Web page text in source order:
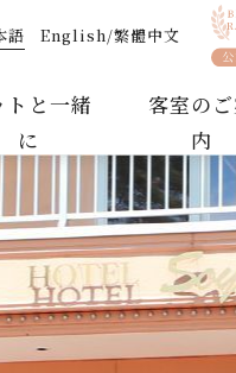
語 English/繁體中文
トと一緒
に
客室の
内